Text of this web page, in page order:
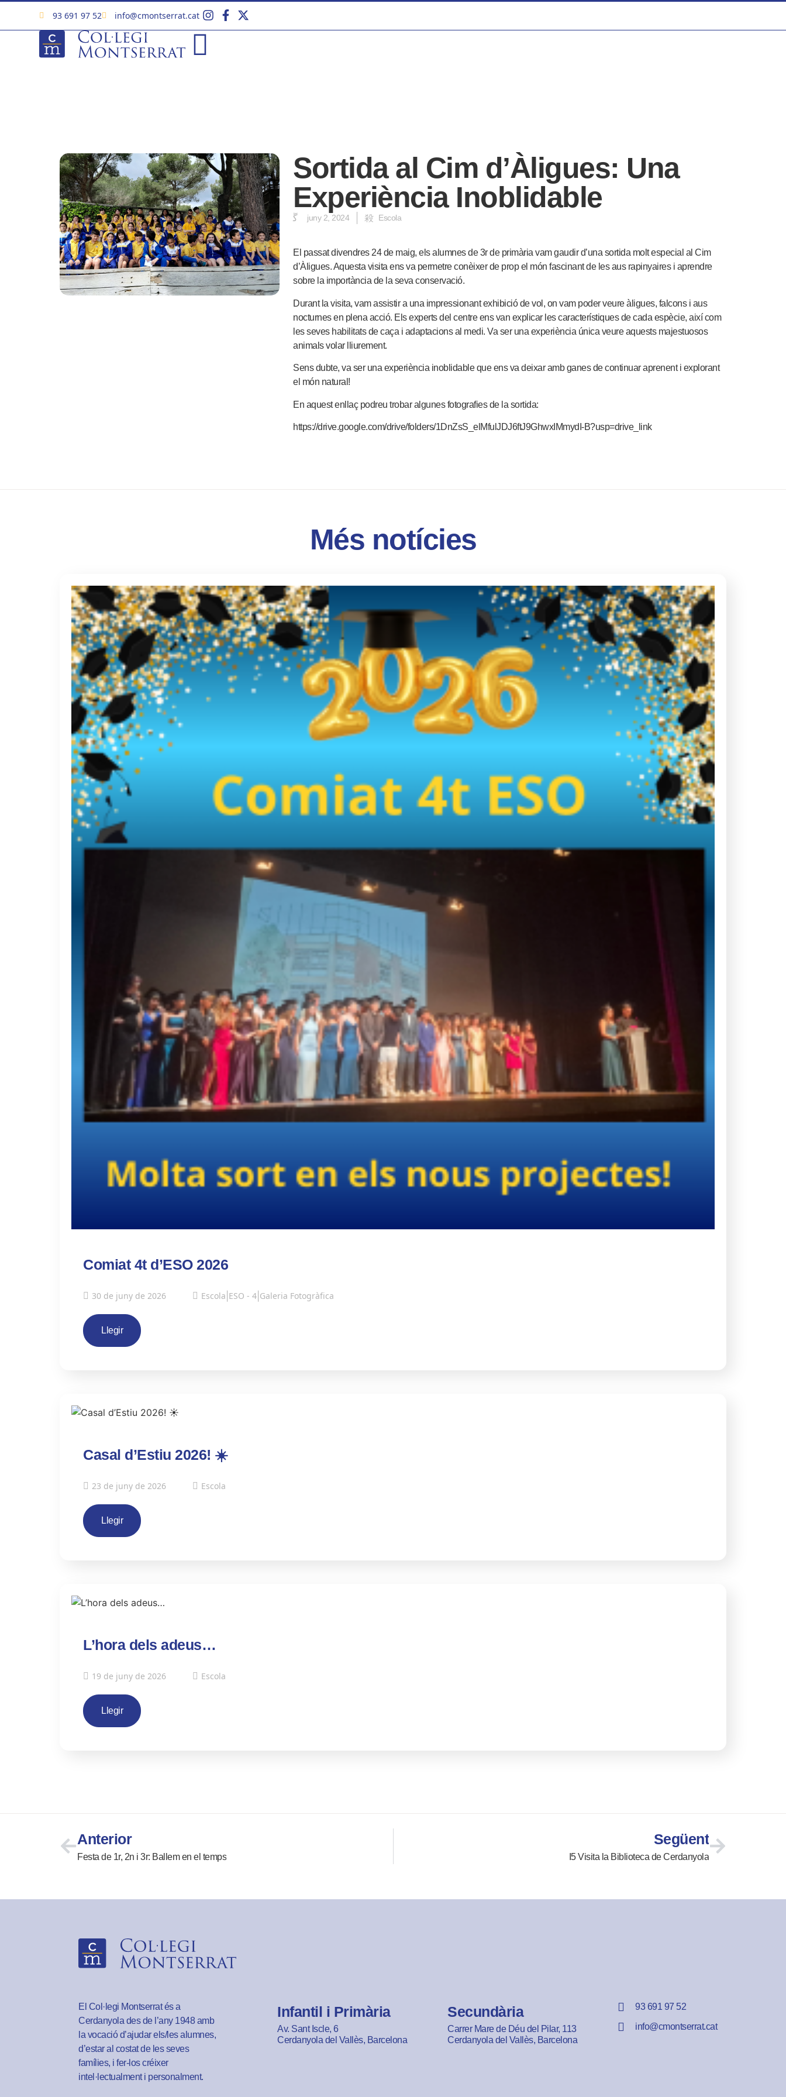
93 691 97 52 info@cmontserrat.cat
Sortida al Cim d’Àligues: Una
Experiència Inoblidable
juny 2, 2024 Escola
El passat divendres 24 de maig, els alumnes de 3r de primària vam gaudir d’una sortida molt especial al Cim
d’Àligues. Aquesta visita ens va permetre conèixer de prop el món fascinant de les aus rapinyaires i aprendre
sobre la importància de la seva conservació.
Durant la visita, vam assistir a una impressionant exhibició de vol, on vam poder veure àligues, falcons i aus
nocturnes en plena acció. Els experts del centre ens van explicar les característiques de cada espècie, així com
les seves habilitats de caça i adaptacions al medi. Va ser una experiència única veure aquests majestuosos
animals volar lliurement.
Sens dubte, va ser una experiència inoblidable que ens va deixar amb ganes de continuar aprenent i explorant
el món natural!
En aquest enllaç podreu trobar algunes fotografies de la sortida:
https://drive.google.com/drive/folders/1DnZsS_elMfulJDJ6ftJ9GhwxIMmydI-B?usp=drive_link
Més notícies
Comiat 4t d’ESO 2026
30 de juny de 2026 Escola ESO - 4 Galeria Fotogràfica
Llegir
Casal d’Estiu 2026! ☀️
23 de juny de 2026 Escola
Llegir
L’hora dels adeus…
19 de juny de 2026 Escola
Llegir
Anterior
Festa de 1r, 2n i 3r: Ballem en el temps
Següent
I5 Visita la Biblioteca de Cerdanyola
El Col·legi Montserrat és a
Cerdanyola des de l’any 1948 amb
la vocació d’ajudar els/les alumnes,
d’estar al costat de les seves
famílies, i fer-los créixer
intel·lectualment i personalment.
Infantil i Primària
Av. Sant Iscle, 6
Cerdanyola del Vallès, Barcelona
Secundària
Carrer Mare de Déu del Pilar, 113
Cerdanyola del Vallès, Barcelona
93 691 97 52
info@cmontserrat.cat